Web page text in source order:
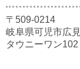
〒509-0214
岐阜県可児市広
タウニーワン102